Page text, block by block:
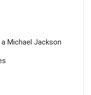
Michael Jackson